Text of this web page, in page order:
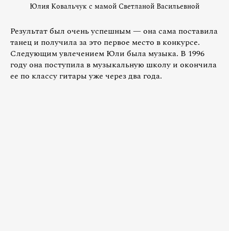
Юлия Ковальчук с мамой Светланой Васильевной
Результат был очень успешным — она сама поставила
танец и получила за это первое место в конкурсе.
Следующим увлечением Юли была музыка. В 1996
году она поступила в музыкальную школу и окончила
ее по классу гитары уже через два года.